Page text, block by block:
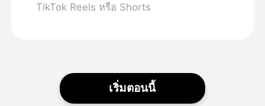
TikTok Reels หรือ Shorts
เริ่มตอนนี้